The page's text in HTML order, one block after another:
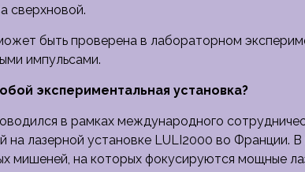
сверхновой.
быть проверена в лабораторном
импульсами.
экспериментальная установка?
в рамках международного
на лазерной установке LULI2000 во Франции.
мишеней, на которых фокусируются мощные